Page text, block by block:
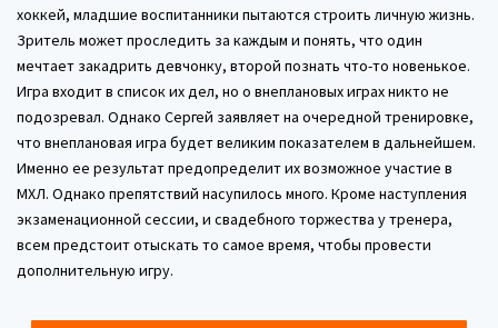
хоккей, младшие воспитанники пытаются строить личную жизнь.
Зритель может проследить за каждым и понять, что один
мечтает закадрить девчонку, второй познать что-то новенькое.
Игра входит в список их дел, но о внеплановых играх никто не
подозревал. Однако Сергей заявляет на очередной тренировке,
что внеплановая игра будет великим показателем в дальнейшем.
Именно ее результат предопределит их возможное участие в
МХЛ. Однако препятствий насупилось много. Кроме наступления
экзаменационной сессии, и свадебного торжества у тренера,
всем предстоит отыскать то самое время, чтобы провести
дополнительную игру.